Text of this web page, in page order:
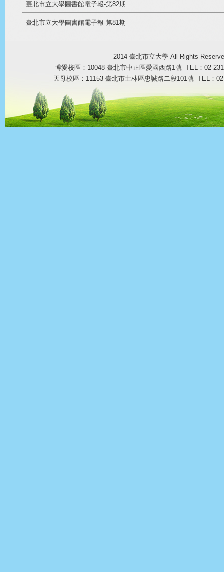
臺北市立大學圖書館電子報-第82期
臺北市立大學圖書館電子報-第81期
2014 臺北市立大學 All Rights
博愛校區：10048 臺北市中正區愛國西路1號 TEL：02-
天母校區：11153 臺北市士林區忠誠路二段101號 TEL